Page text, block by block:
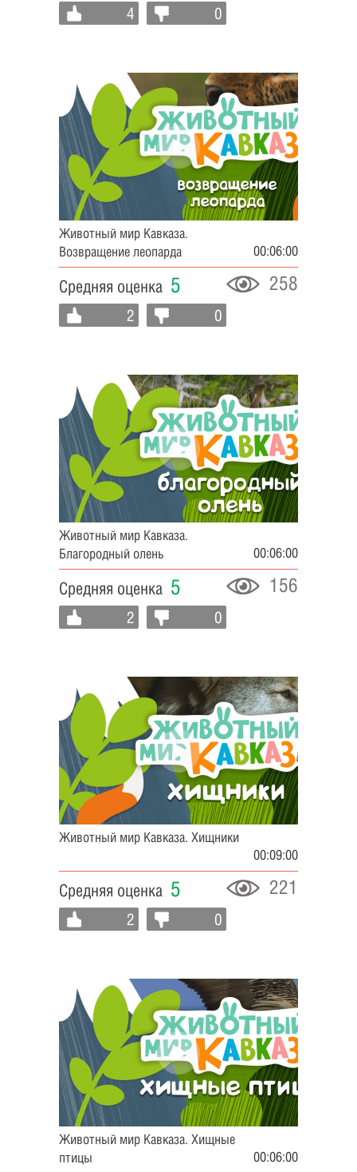
4 0
Животный мир Кавказа.
Возвращение леопарда
00:06:00
Средняя оценка 5 258
2 0
Животный мир Кавказа.
Благородный олень
00:06:00
Средняя оценка 5 156
2 0
Животный мир Кавказа. Хищники
00:09:00
Средняя оценка 5 221
2 0
Животный мир Кавказа. Хищные
птицы
00:06:00